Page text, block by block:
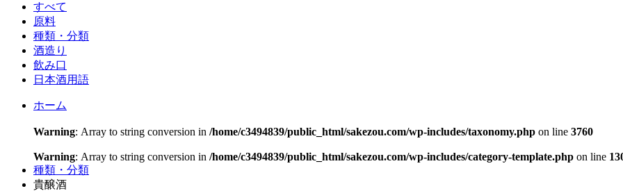
すべて
原料
種類・分類
酒造り
飲み口
日本酒用語
ホーム
Warning : Array to string conversion in /home/c3494839/public_html/sakezou.com/wp-includes/taxonomy.php on line 3760
Warning : Array to string conversion in /home/c3494839/public_html/sakezou.com/wp-includes/category-template.php on line
種類・分類
貴醸酒